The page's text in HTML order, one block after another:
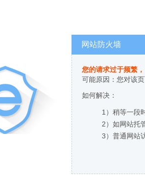
网站防火墙
您的请求过于频繁
可能原因：您对该
如何解决：
1）稍等一段
2）如网站托
3）普通网站